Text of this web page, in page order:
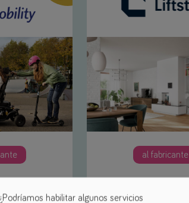
al fabricante
habilitar algunos servicios